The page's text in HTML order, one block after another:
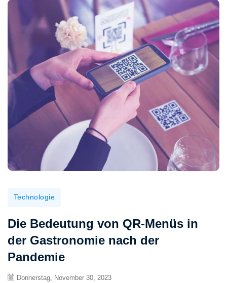
Technologie
Die Bedeutung von QR-Menüs in
der Gastronomie nach der
Pandemie
Donnerstag, November 30, 2023